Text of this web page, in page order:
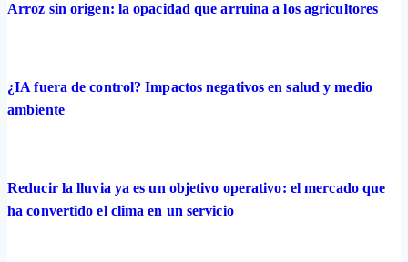
Arroz sin origen: la opacidad que arruina a los agricultores
¿IA fuera de control? Impactos negativos en salud y medio
ambiente
Reducir la lluvia ya es un objetivo operativo: el mercado que
ha convertido el clima en un servicio